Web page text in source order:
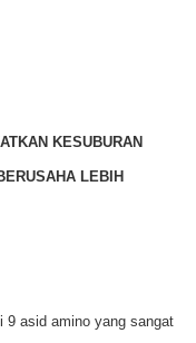
KESUBURAN
LEBIH
9 asid amino yang sangat